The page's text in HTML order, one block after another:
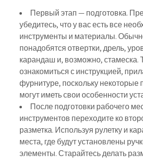
Первый этап — подготовка.
убедитесь, что у вас есть все
инструменты и материалы.
понадобятся отвертки, дрель,
карандаш и, возможно, стамеска.
ознакомиться с инструкцией,
фурнитуре, поскольку некоторые
могут иметь свои особенности
После подготовки рабочего
инструментов переходите ко
разметка. Используя рулетку и
места, где будут установлены
элементы. Старайтесь делать